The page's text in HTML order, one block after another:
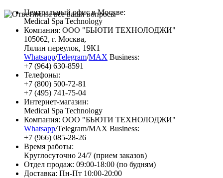
Центральный офис в Москве:
Medical Spa Technology
Компания: ООО "БЬЮТИ ТЕХНОЛОДЖИ"
105062, г. Москва,
Лялин переулок, 19К1
Whatsapp/Telegram/MAX Business:
+7 (964) 630-8591
Телефоны:
+7 (800) 500-72-81
+7 (495) 741-75-04
Интернет-магазин:
Medical Spa Technology
Компания: ООО "БЬЮТИ ТЕХНОЛОДЖИ"
Whatsapp/Telegram/MAX Business:
+7 (966) 085-28-26
Время работы:
Круглосуточно 24/7 (прием заказов)
Отдел продаж: 09:00-18:00 (по будням)
Доставка: Пн-Пт 10:00-20:00